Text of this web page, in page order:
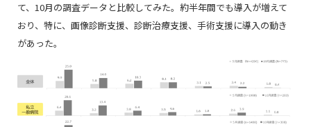
て、10月の調査データと比較してみた。約半年間でも導入が増えて
おり、特に、画像診断支援、診断治療支援、手術支援に導入の動き
があった。